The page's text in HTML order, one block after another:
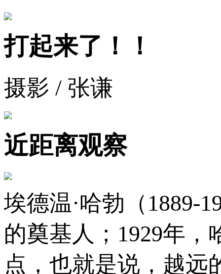
打起来了！！
摄影 / 张谦
近距离观察
埃德温·哈勃（1889-
的奠基人；1929年
点，也就是说，越远